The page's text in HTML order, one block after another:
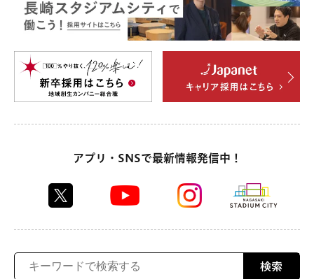
アプリ・SNSで最新情報発信中！
検索